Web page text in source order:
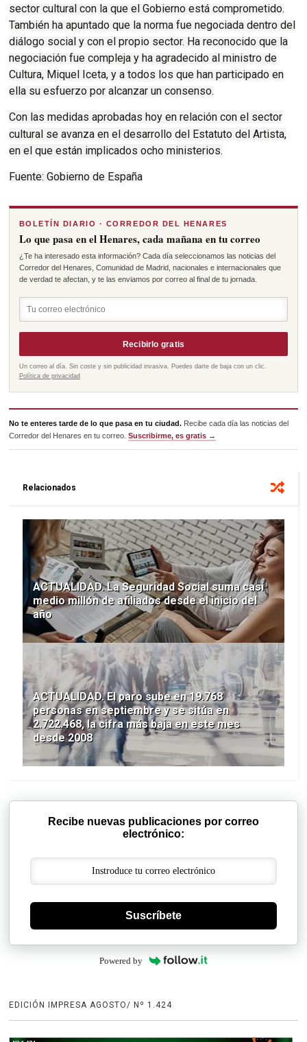
sector cultural con la que el Gobierno está comprometido.
También ha apuntado que la norma fue negociada dentro del
diálogo social y con el propio sector. Ha reconocido que la
negociación fue compleja y ha agradecido al ministro de
Cultura, Miquel Iceta, y a todos los que han participado en
ella su esfuerzo por alcanzar un consenso.
Con las medidas aprobadas hoy en relación con el sector
cultural se avanza en el desarrollo del Estatuto del Artista,
en el que están implicados ocho ministerios.
Fuente: Gobierno de España
BOLETÍN DIARIO · CORREDOR DEL HENARES
Lo que pasa en el Henares, cada mañana en tu correo
¿Te ha interesado esta información? Cada día seleccionamos las noticias del
Corredor del Henares, Comunidad de Madrid, nacionales e internacionales que
de verdad te afectan, y te las enviamos por correo al final de tu jornada.
Recibirlo gratis
Un correo al día. Sin coste y sin publicidad invasiva. Puedes darte de baja con un clic.
Política de privacidad
No te enteres tarde de lo que pasa en tu ciudad. Recibe cada día las noticias del
Corredor del Henares en tu correo.Suscribirme, es gratis →
Relacionados
ACTUALIDAD. La Seguridad Social suma casi
medio millón de afiliados desde el inicio del
año
ACTUALIDAD. El paro sube en 19.768
personas en septiembre y se sitúa en
2.722.468, la cifra más baja en este mes
desde 2008
Recibe nuevas publicaciones por correo
electrónico:
Suscríbete
Powered by
EDICIÓN IMPRESA AGOSTO/ Nº 1.424